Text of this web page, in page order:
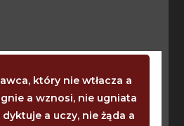
który nie wtłacza a
a wznosi, nie ugniata
dyktuje a uczy, nie żąda a